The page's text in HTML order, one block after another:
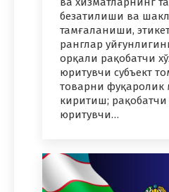
безатилиши ва
тамғаланиши,
ранглар
орқали рақобатчи
юритувчи субъект
товарни фуқаролик
киритиш;
юритувчи…